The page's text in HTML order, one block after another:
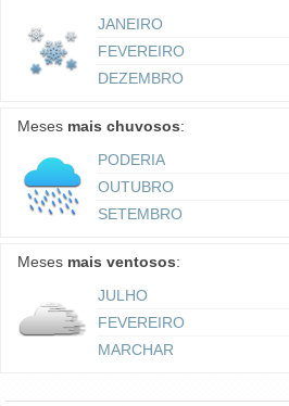
JANEIRO
FEVEREIRO
DEZEMBRO
Meses mais chuvosos:
PODERIA
OUTUBRO
SETEMBRO
Meses mais ventosos:
JULHO
FEVEREIRO
MARCHAR